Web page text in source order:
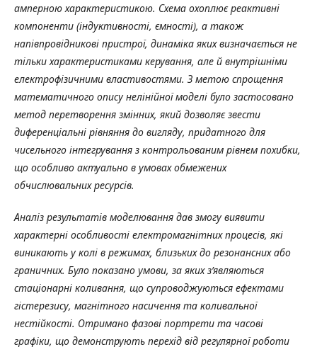
амперною характеристикою. Схема охоплює реактивні
компоненти (індуктивності, ємності), а також
напівпровідникові пристрої, динаміка яких визначається не
тільки характеристиками керування, але й внутрішніми
електрофізичними властивостями. З метою спрощення
математичного опису нелінійної моделі було застосовано
метод перетворення змінних, який дозволяє звести
диференціальні рівняння до вигляду, придатного для
чисельного інтегрування з контрольованим рівнем похибки,
що особливо актуально в умовах обмежених
обчислювальних ресурсів.
Аналіз результатів моделювання дав змогу виявити
характерні особливості електромагнітних процесів, які
виникають у колі в режимах, близьких до резонансних або
граничних. Було показано умови, за яких з’являються
стаціонарні коливання, що супроводжуються ефектами
гістерезису, магнітного насичення та коливальної
нестійкості. Отримано фазові портрети та часові
графіки, що демонструють перехід від регулярної роботи